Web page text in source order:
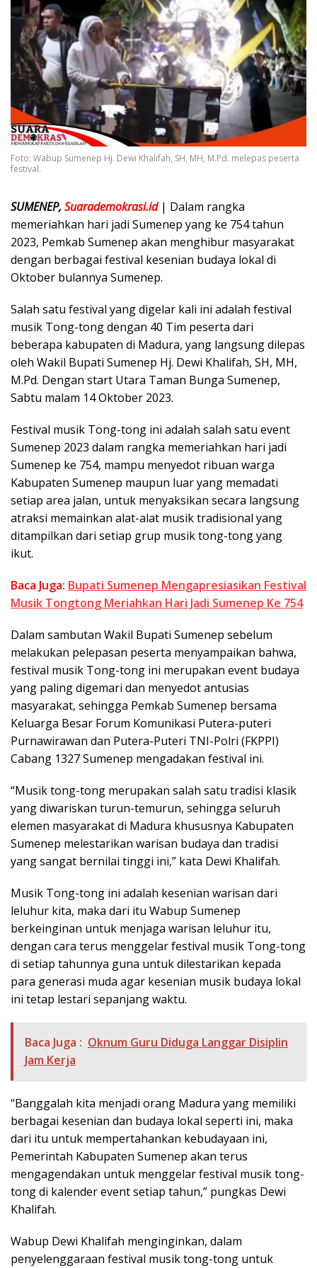
Foto: Wabup Sumenep Hj. Dewi Khalifah, SH, MH, M.Pd. melepas peserta
festival.
SUMENEP, Suarademokrasi.id| Dalam rangka
memeriahkan hari jadi Sumenep yang ke 754 tahun
2023, Pemkab Sumenep akan menghibur masyarakat
dengan berbagai festival kesenian budaya lokal di
Oktober bulannya Sumenep.
Salah satu festival yang digelar kali ini adalah festival
musik Tong-tong dengan 40 Tim peserta dari
beberapa kabupaten di Madura, yang langsung dilepas
oleh Wakil Bupati Sumenep Hj. Dewi Khalifah, SH, MH,
M.Pd. Dengan start Utara Taman Bunga Sumenep,
Sabtu malam 14 Oktober 2023.
Festival musik Tong-tong ini adalah salah satu event
Sumenep 2023 dalam rangka memeriahkan hari jadi
Sumenep ke 754, mampu menyedot ribuan warga
Kabupaten Sumenep maupun luar yang memadati
setiap area jalan, untuk menyaksikan secara langsung
atraksi memainkan alat-alat musik tradisional yang
ditampilkan dari setiap grup musik tong-tong yang
ikut.
Baca Juga: Bupati Sumenep Mengapresiasikan Festival
Musik Tongtong Meriahkan Hari Jadi Sumenep Ke 754
Dalam sambutan Wakil Bupati Sumenep sebelum
melakukan pelepasan peserta menyampaikan bahwa,
festival musik Tong-tong ini merupakan event budaya
yang paling digemari dan menyedot antusias
masyarakat, sehingga Pemkab Sumenep bersama
Keluarga Besar Forum Komunikasi Putera-puteri
Purnawirawan dan Putera-Puteri TNI-Polri (FKPPI)
Cabang 1327 Sumenep mengadakan festival ini.
“Musik tong-tong merupakan salah satu tradisi klasik
yang diwariskan turun-temurun, sehingga seluruh
elemen masyarakat di Madura khususnya Kabupaten
Sumenep melestarikan warisan budaya dan tradisi
yang sangat bernilai tinggi ini,” kata Dewi Khalifah.
Musik Tong-tong ini adalah kesenian warisan dari
leluhur kita, maka dari itu Wabup Sumenep
berkeinginan untuk menjaga warisan leluhur itu,
dengan cara terus menggelar festival musik Tong-tong
di setiap tahunnya guna untuk dilestarikan kepada
para generasi muda agar kesenian musik budaya lokal
ini tetap lestari sepanjang waktu.
Baca Juga : Oknum Guru Diduga Langgar Disiplin
Jam Kerja
“Banggalah kita menjadi orang Madura yang memiliki
berbagai kesenian dan budaya lokal seperti ini, maka
dari itu untuk mempertahankan kebudayaan ini,
Pemerintah Kabupaten Sumenep akan terus
mengagendakan untuk menggelar festival musik tong-
tong di kalender event setiap tahun,” pungkas Dewi
Khalifah.
Wabup Dewi Khalifah menginginkan, dalam
penyelenggaraan festival musik tong-tong untuk